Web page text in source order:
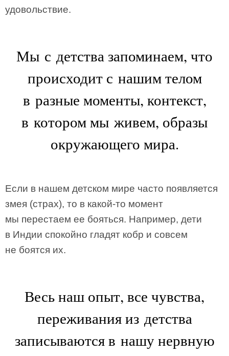
удовольствие.
Мы с детства запоминаем, что
происходит с нашим телом
в разные моменты, контекст,
в котором мы живем, образы
окружающего мира.
Если в нашем детском мире часто появляется
змея (страх), то в какой-то момент
мы перестаем ее бояться. Например, дети
в Индии спокойно гладят кобр и совсем
не боятся их.
Весь наш опыт, все чувства,
переживания из детства
записываются в нашу нервную